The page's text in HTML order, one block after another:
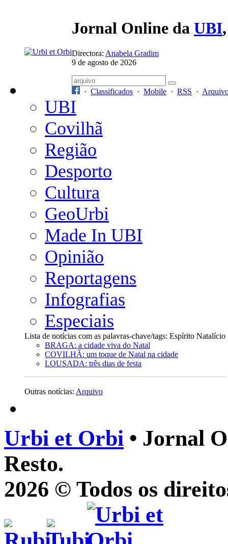
Jornal Online da UBI
Directora: Anabela Gradim
9 de agosto de 2026
· Classificados · Mobile · RSS ·
UBI
Covilhã
Região
Desporto
Cultura
GeoUrbi
Made In UBI
Opinião
Reportagens
Infografias
Especiais
Lista de notícias com as palavras-chave/tags: Espírito Natalício
BRAGA: a cidade viva do Natal
COVILHÃ: um toque de Natal na cidade
LOUSADA: três dias de festa
Outras notícias: Arquivo
Urbi et Orbi • Jornal
Resto.
2026 © Todos os